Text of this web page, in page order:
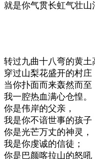
就是你气贯长虹气壮山
转过九曲十八弯的黄土
穿过山梨花盛开的村庄
当你扑面而来轰然而至
我一腔热血满心仓惶。
你是伟岸的父亲，
我是你不谙世事的孩子
你是光芒万丈的神灵，
我是你虔诚的信徒；
你是巴颜喀拉山的怒吼